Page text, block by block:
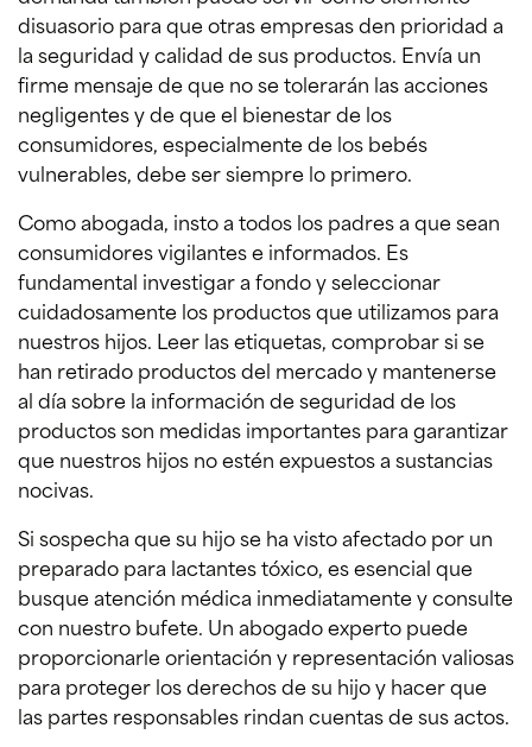
disuasorio para que otras empresas den prioridad a
la seguridad y calidad de sus productos. Envía un
firme mensaje de que no se tolerarán las acciones
negligentes y de que el bienestar de los
consumidores, especialmente de los bebés
vulnerables, debe ser siempre lo primero.
Como abogada, insto a todos los padres a que sean
consumidores vigilantes e informados. Es
fundamental investigar a fondo y seleccionar
cuidadosamente los productos que utilizamos para
nuestros hijos. Leer las etiquetas, comprobar si se
han retirado productos del mercado y mantenerse
al día sobre la información de seguridad de los
productos son medidas importantes para garantizar
que nuestros hijos no estén expuestos a sustancias
nocivas.
Si sospecha que su hijo se ha visto afectado por un
preparado para lactantes tóxico, es esencial que
busque atención médica inmediatamente y consulte
con nuestro bufete. Un abogado experto puede
proporcionarle orientación y representación valiosas
para proteger los derechos de su hijo y hacer que
las partes responsables rindan cuentas de sus actos.